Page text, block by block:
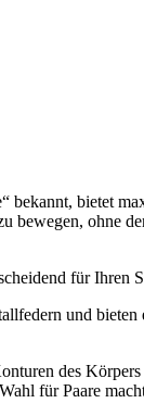
bekannt, bietet
bewegen, ohne
für Ihren
und
des
für Paare